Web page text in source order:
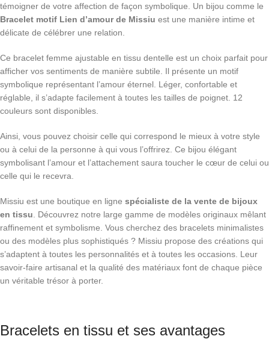
témoigner de votre affection de façon symbolique. Un bijou comme le
Bracelet motif Lien d’amour de Missiu est une manière intime et
délicate de célébrer une relation.
Ce bracelet femme ajustable en tissu dentelle est un choix parfait pour
afficher vos sentiments de manière subtile. Il présente un motif
symbolique représentant l’amour éternel. Léger, confortable et
réglable, il s’adapte facilement à toutes les tailles de poignet. 12
couleurs sont disponibles.
Ainsi, vous pouvez choisir celle qui correspond le mieux à votre style
ou à celui de la personne à qui vous l’offrirez. Ce bijou élégant
symbolisant l’amour et l’attachement saura toucher le cœur de celui ou
celle qui le recevra.
Missiu est une boutique en ligne spécialiste de la vente de bijoux
en tissu . Découvrez notre large gamme de modèles originaux mêlant
raffinement et symbolisme. Vous cherchez des bracelets minimalistes
ou des modèles plus sophistiqués ? Missiu propose des créations qui
s’adaptent à toutes les personnalités et à toutes les occasions. Leur
savoir-faire artisanal et la qualité des matériaux font de chaque pièce
un véritable trésor à porter.
Bracelets en tissu et ses avantages